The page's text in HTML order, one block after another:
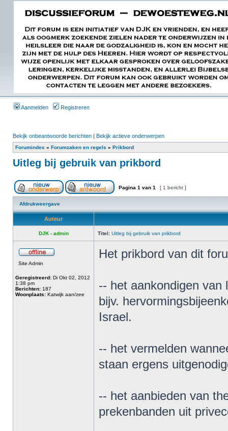
Aanmelden Registreren
Bekijk onbeantwoorde berichten | Bekijk actieve onderwerpen
Forumindex » Forumzaken en regels » Prikbord
Uitleg bij gebruik van prikbord
Pagina 1 van 1 [ 1 bericht ]
Afdrukweergave
Auteur
DJK - admin Titel: Uitleg bij gebruik van prikbord
Site Admin
Geregistreerd: Di Okt 02, 2012
1:38 pm
Berichten: 187
Woonplaats: Katwijk aan/zee
Het prikbord van dit
-- het aankondigen van
bijv.
Israel.
-- het vermelden
staan ergens
-- het aanbieden van
prekenbanden uit